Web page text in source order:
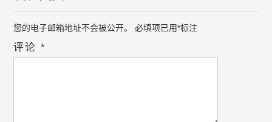
您的电子邮箱地址不会被公开。 必填项已用*标注
评论*